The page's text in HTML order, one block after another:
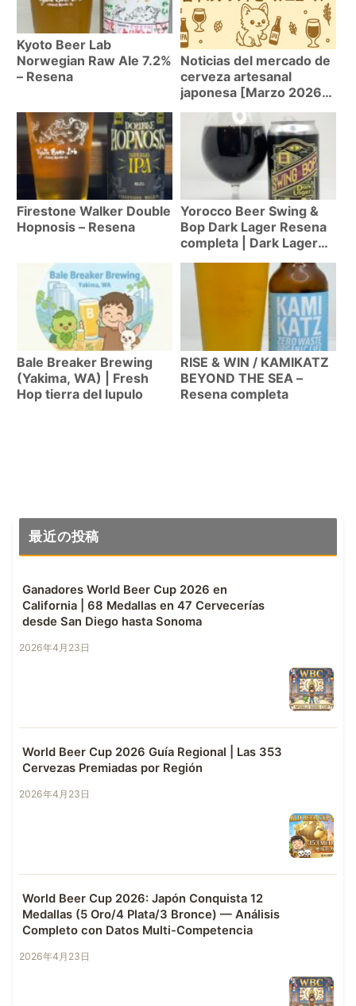
Kyoto Beer Lab
Norwegian Raw Ale 7.2%
– Resena
Noticias del mercado de
cerveza artesanal
japonesa [Marzo 2026] |
Tendencias
Firestone Walker Double
Hopnosis – Resena
Yorocco Beer Swing &
Bop Dark Lager Resena
completa | Dark Lager
de Kanagawa-Zushi
Bale Breaker Brewing
(Yakima, WA) | Fresh
Hop tierra del lupulo
RISE & WIN / KAMIKATZ
BEYOND THE SEA –
Resena completa
最近の投稿
Ganadores World Beer Cup 2026 en
California | 68 Medallas en 47 Cervecerías
desde San Diego hasta Sonoma
2026年4月23日
World Beer Cup 2026 Guía Regional | Las 353
Cervezas Premiadas por Región
2026年4月23日
World Beer Cup 2026: Japón Conquista 12
Medallas (5 Oro/4 Plata/3 Bronce) — Análisis
Completo con Datos Multi-Competencia
2026年4月23日